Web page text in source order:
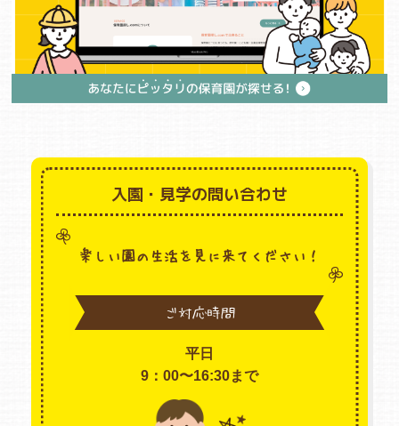
入園・見学の問い合わせ
楽しい園の生活を見に来てください！
ご対応時間
平日
9：00〜16:30まで